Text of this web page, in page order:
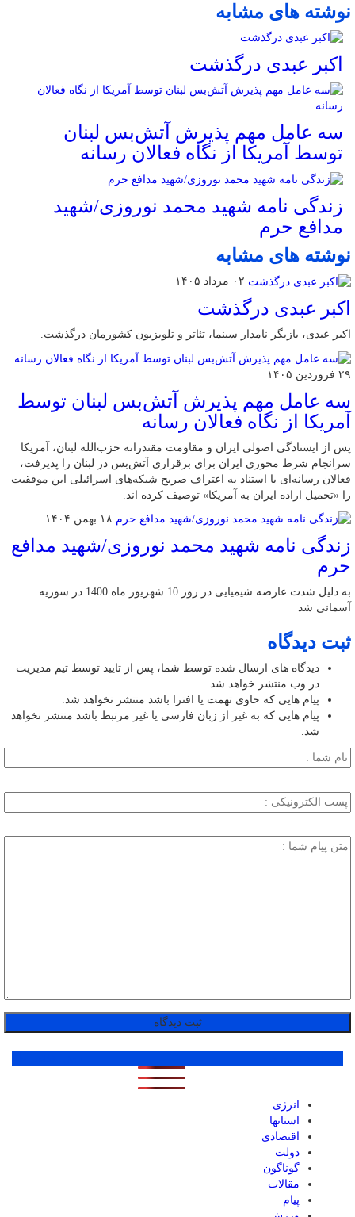
نوشته های مشابه
اکبر عبدی درگذشت
سه عامل مهم پذیرش آتش‌بس لبنان
توسط آمریکا از نگاه فعالان رسانه
زندگی نامه شهید محمد نوروزی/شهید
مدافع حرم
نوشته های مشابه
۰۲ مرداد ۱۴۰۵
اکبر عبدی درگذشت
اکبر عبدی، بازیگر نامدار سینما، تئاتر و تلویزیون کشورمان درگذشت.
۲۹ فروردین ۱۴۰۵
سه عامل مهم پذیرش آتش‌بس لبنان توسط
آمریکا از نگاه فعالان رسانه
پس از ایستادگی اصولی ایران و مقاومت مقتدرانه حزب‌الله لبنان، آمریکا
سرانجام شرط محوری ایران برای برقراری آتش‌بس در لبنان را پذیرفت،
فعالان رسانه‌ای با استناد به اعتراف صریح شبکه‌های اسرائیلی این موفقیت
را «تحمیل اراده ایران به آمریکا» توصیف کرده اند.
۱۸ بهمن ۱۴۰۴
زندگی نامه شهید محمد نوروزی/شهید مدافع
حرم
به دلیل شدت عارضه شیمیایی در روز 10 شهریور ماه 1400 در سوریه
آسمانی شد
ثبت دیدگاه
دیدگاه های ارسال شده توسط شما، پس از تایید توسط تیم مدیریت
در وب منتشر خواهد شد.
پیام هایی که حاوی تهمت یا افترا باشد منتشر نخواهد شد.
پیام هایی که به غیر از زبان فارسی یا غیر مرتبط باشد منتشر نخواهد
شد.
انرژی
استانها
اقتصادی
دولت
گوناگون
مقالات
پیام